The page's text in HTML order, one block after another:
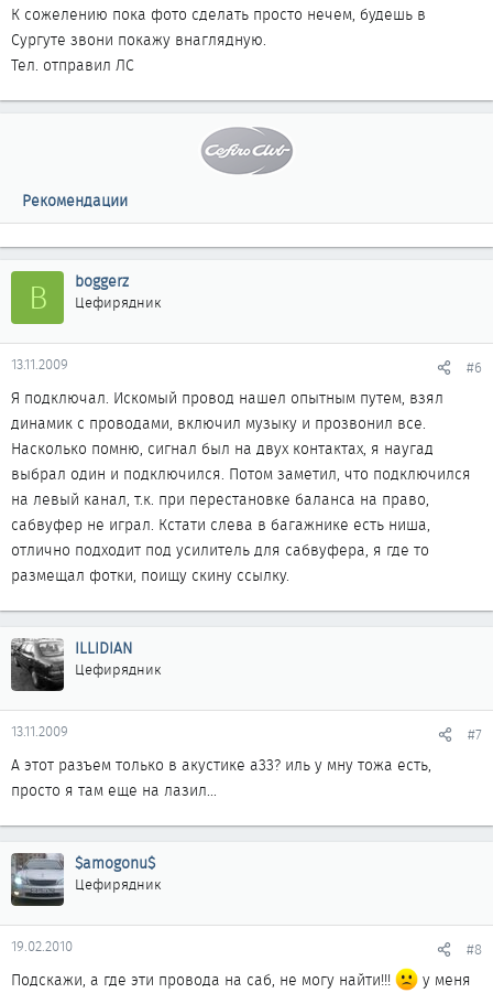
К сожелению пока фото сделать просто нечем, будешь в
Сургуте звони покажу внаглядную.
Тел. отправил ЛС
Рекомендации
B boggerz
Цефирядник
13.11.2009 #6
Я подключал. Искомый провод нашел опытным путем, взял
динамик с проводами, включил музыку и прозвонил все.
Насколько помню, сигнал был на двух контактах, я наугад
выбрал один и подключился. Потом заметил, что подключился
на левый канал, т.к. при перестановке баланса на право,
сабвуфер не играл. Кстати слева в багажнике есть ниша,
отлично подходит под усилитель для сабвуфера, я где то
размещал фотки, поищу скину ссылку.
ILLIDIAN
Цефирядник
13.11.2009 #7
А этот разъем только в акустике а33? иль у мну тожа есть,
просто я там еще на лазил...
$amogonu$
Цефирядник
19.02.2010 #8
Подскажи, а где эти провода на саб, не могу найти!!!
у меня